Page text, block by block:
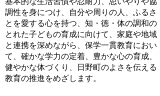
調性を身につけ、自分や周りの人、ふるさ
とを愛する心を持つ、知・徳・体の調和の
とれた子どもの育成に向けて、家庭や地域
と連携を深めながら、保学一貫教育におい
て、確かな学力の定着、豊かな心の育成、
健やかな体づくり、日野町のよさを伝える
教育の推進をめざします。